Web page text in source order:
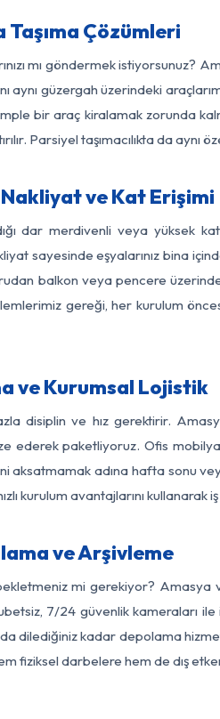
Çözümleri
mı göndermek istiyorsunuz?
aynı güzergah üzerindeki
bir araç kiralamak zorunda
Parsiyel taşımacılıkta da
ve Kat Erişimi
dar merdivenli veya yüksek
sayesinde eşyalarınız bina
balkon veya pencere
gereği, her kurulum
ve Kurumsal Lojistik
disiplin ve hız gerektirir.
ederek paketliyoruz. Ofis
aksatmamak adına hafta sonu
kurulum avantajlarını
ve Arşivleme
mi gerekiyor?
7/24 güvenlik kameraları
dilediğiniz kadar depolama
fiziksel darbelere hem de dış